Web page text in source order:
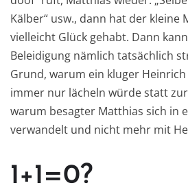
Kälber“ usw., dann hat der kleine
vielleicht Glück gehabt. Dann
Beleidigung nämlich tatsächlich
Grund, warum ein kluger
immer nur lächeln würde statt
warum besagter Matthias sich in
verwandelt und nicht mehr mit
1+1=0?